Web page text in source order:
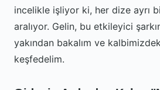
incelikle işliyor ki, her dize ayrı
aralıyor. Gelin, bu etkileyici
yakından bakalım ve
keşfedelim.